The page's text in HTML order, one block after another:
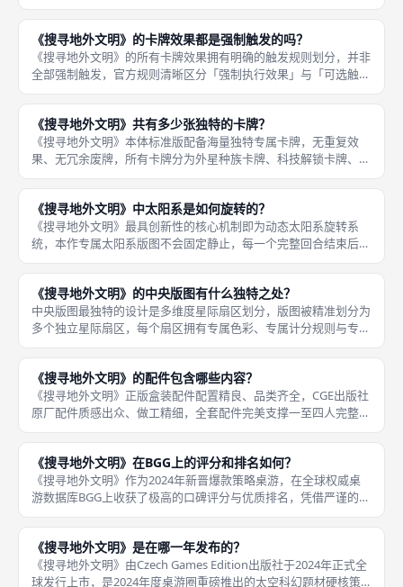
穿五回合对局全程，涵盖回合机制、结算流程、卡牌效果、里程碑
判定、扇区收尾等核心环节，所有强制效果优先级统一、规则固
定，是成都
《搜寻地外文明》的卡牌效果都是强制触发的吗？
《搜寻地外文明》的所有卡牌效果拥有明确的触发规则划分，并非
全部强制触发，官方规则清晰区分「强制执行效果」与「可选触发
效果」两类机制，不同外星种族卡牌、科技卡牌、探索卡牌的触发
条件各不相同，精准区分触发优先级与执行权限，是成都桌游玩家
需要重点
《搜寻地外文明》共有多少张独特的卡牌？
《搜寻地外文明》本体标准版配备海量独特专属卡牌，无重复效
果、无冗余废牌，所有卡牌分为外星种族卡牌、科技解锁卡牌、探
索辅助卡牌三大核心品类，每一张卡牌都拥有独一无二的美术图
案、触发条件、对局效果，是支撑游戏多样化策略、高重玩度的核
心配件，充足
《搜寻地外文明》中太阳系是如何旋转的？
《搜寻地外文明》最具创新性的核心机制即为动态太阳系旋转系
统，本作专属太阳系版图不会固定静止，每一个完整回合结束后都
会按照固定规则旋转，改变行星、卫星、星际轨道的空间位置，直
接影响玩家下一轮扫描、着陆、探测的收益与操作可行性，是本作
策略预判、
《搜寻地外文明》的中央版图有什么独特之处？
中央版图最独特的设计是多维度星际扇区划分，版图被精准划分为
多个独立星际扇区，每个扇区拥有专属色彩、专属计分规则与专属
探索收益，玩家通过扫描、着陆、放置痕迹等操作抢占扇区资源，
判定扇区归属，不同扇区的收益差异极大，直接决定玩家终局得分
高低。《
《搜寻地外文明》的配件包含哪些内容？
《搜寻地外文明》正版盒装配件配置精良、品类齐全，CGE出版社
原厂配件质感出众、做工精细，全套配件完美支撑一至四人完整对
局，无缺失核心机制道具，美术风格统一、材质厚实耐用，是成都
桌游门店常备的高配件品质硬核桌游，开箱即可直接开展标准对
局。本作
《搜寻地外文明》在BGG上的评分和排名如何？
《搜寻地外文明》作为2024年新晋爆款策略桌游，在全球权威桌
游数据库BGG上收获了极高的口碑评分与优质排名，凭借严谨的机
制设计、新颖的太空科研题材、无运气的深度博弈，在海量科幻桌
游中脱颖而出，是目前BGG平台新晋桌游中综合评分最高的作品之
一
《搜寻地外文明》是在哪一年发布的？
《搜寻地外文明》由Czech Games Edition出版社于2024年正式全
球发行上市，是2024年度桌游圈重磅推出的太空科幻题材硬核策